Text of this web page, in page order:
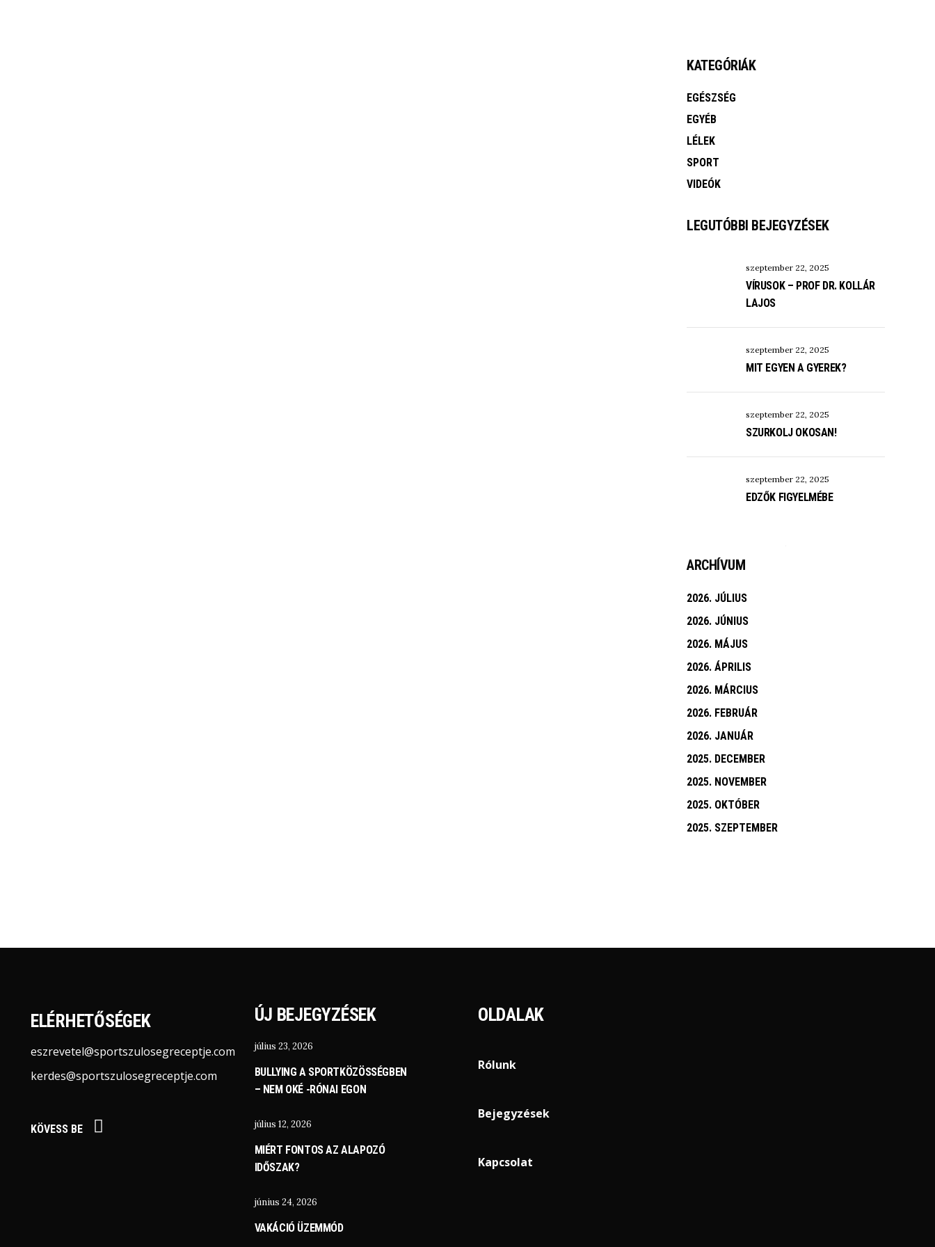
KATEGÓRIÁK
EGÉSZSÉG
EGYÉB
LÉLEK
SPORT
VIDEÓK
LEGUTÓBBI BEJEGYZÉSEK
szeptember 22, 2025
VÍRUSOK – PROF DR. KOLLÁR
LAJOS
szeptember 22, 2025
MIT EGYEN A GYEREK?
szeptember 22, 2025
SZURKOLJ OKOSAN!
szeptember 22, 2025
EDZŐK FIGYELMÉBE
ARCHÍVUM
2026. JÚLIUS
2026. JÚNIUS
2026. MÁJUS
2026. ÁPRILIS
2026. MÁRCIUS
2026. FEBRUÁR
2026. JANUÁR
2025. DECEMBER
2025. NOVEMBER
2025. OKTÓBER
2025. SZEPTEMBER
ELÉRHETŐSÉGEK
eszrevetel@sportszulosegreceptje.com
kerdes@sportszulosegreceptje.com
KÖVESS BE
ÚJ BEJEGYZÉSEK
július 23, 2026
BULLYING A SPORTKÖZÖSSÉGBEN
– NEM OKÉ -RÓNAI EGON
július 12, 2026
MIÉRT FONTOS AZ ALAPOZÓ
IDŐSZAK?
június 24, 2026
VAKÁCIÓ ÜZEMMÓD
OLDALAK
Rólunk
Bejegyzések
Kapcsolat